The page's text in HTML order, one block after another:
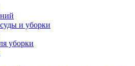
и уборки
уборки